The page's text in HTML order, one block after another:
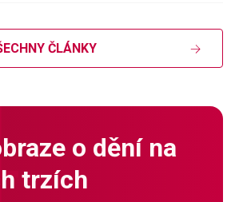
ČLÁNKY
o dění na
trzích